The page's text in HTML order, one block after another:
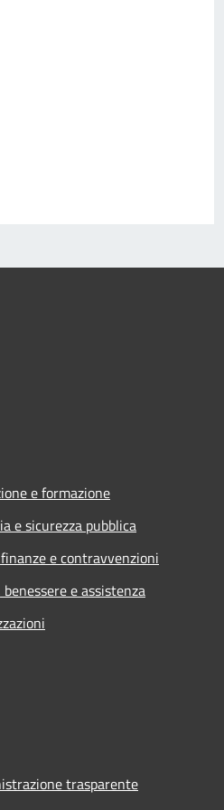
e formazione
e sicurezza pubblica
e contravvenzioni
e assistenza
trasparente